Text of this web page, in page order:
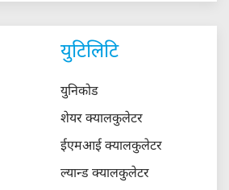
युटिलिटि
युनिकोड
शेयर क्यालकुलेटर
ईएमआई क्यालकुलेटर
ल्यान्ड क्यालकुलेटर